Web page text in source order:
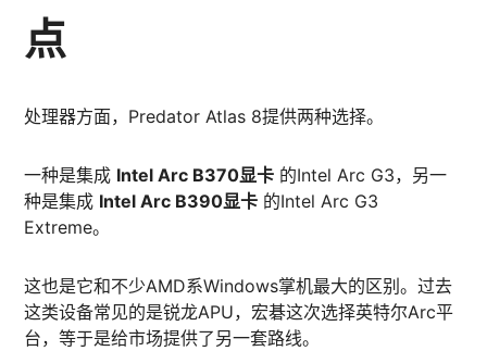
点
处理器方面，Predator Atlas 8提供两种选择。
一种是集成 Intel Arc B370显卡 的Intel Arc G3，另一
种是集成 Intel Arc B390显卡 的Intel Arc G3
Extreme。
这也是它和不少AMD系Windows掌机最大的区别。过去
这类设备常见的是锐龙APU，宏碁这次选择英特尔Arc平
台，等于是给市场提供了另一套路线。